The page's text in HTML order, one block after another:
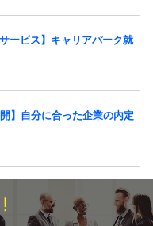
ービス】キャリアパーク就
】自分に合った企業の内定